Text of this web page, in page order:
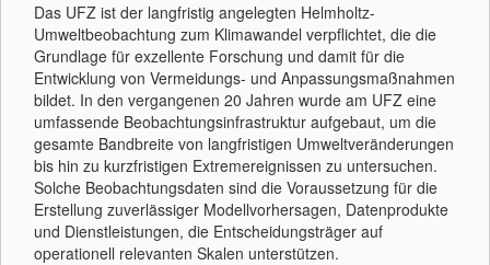
Das UFZ ist der langfristig angelegten Helmholtz-
Umweltbeobachtung zum Klimawandel verpflichtet, die die
Grundlage für exzellente Forschung und damit für die
Entwicklung von Vermeidungs- und Anpassungsmaßnahmen
bildet. In den vergangenen 20 Jahren wurde am UFZ eine
umfassende Beobachtungsinfrastruktur aufgebaut, um die
gesamte Bandbreite von langfristigen Umweltveränderungen
bis hin zu kurzfristigen Extremereignissen zu untersuchen.
Solche Beobachtungsdaten sind die Voraussetzung für die
Erstellung zuverlässiger Modellvorhersagen, Datenprodukte
und Dienstleistungen, die Entscheidungsträger auf
operationell relevanten Skalen unterstützen.